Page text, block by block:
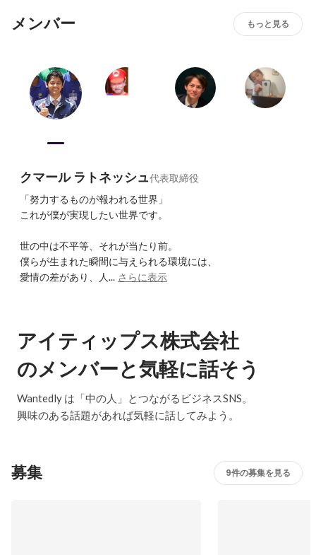
メンバー もっと見る
クマール ラトネッシュ代表取締役
「努力するものが報われる世界」
これが僕が実現したい世界です。
世の中は不平等、それが当たり前。
僕らが生まれた瞬間に与えられる環境には、
愛情の差があり、人... さらに表示
アイティップス株式会社
のメンバーと気軽に話そう
Wantedly は「中の人」とつながるビジネスSNS。
興味のある話題があれば気軽に話してみよう。
募集 9件の募集を見る